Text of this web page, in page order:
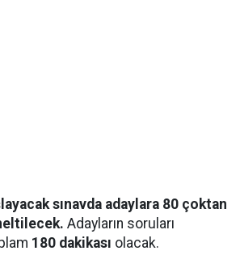
sınavda adaylara 80 çoktan
Adayların soruları
180 dakikası olacak.